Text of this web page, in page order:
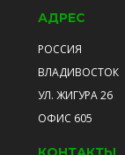
АДРЕС
РОССИЯ
ВЛАДИВОСТОК
УЛ. ЖИГУРА 26
ОФИС 605